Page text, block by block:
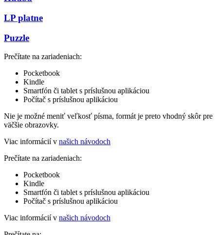
LP platne
Puzzle
Prečítate na zariadeniach:
Pocketbook
Kindle
Smartfón či tablet s príslušnou aplikáciou
Počítač s príslušnou aplikáciou
Nie je možné meniť veľkosť písma, formát je preto vhodný skôr pre
väčšie obrazovky.
Viac informácií v našich návodoch
Prečítate na zariadeniach:
Pocketbook
Kindle
Smartfón či tablet s príslušnou aplikáciou
Počítač s príslušnou aplikáciou
Viac informácií v našich návodoch